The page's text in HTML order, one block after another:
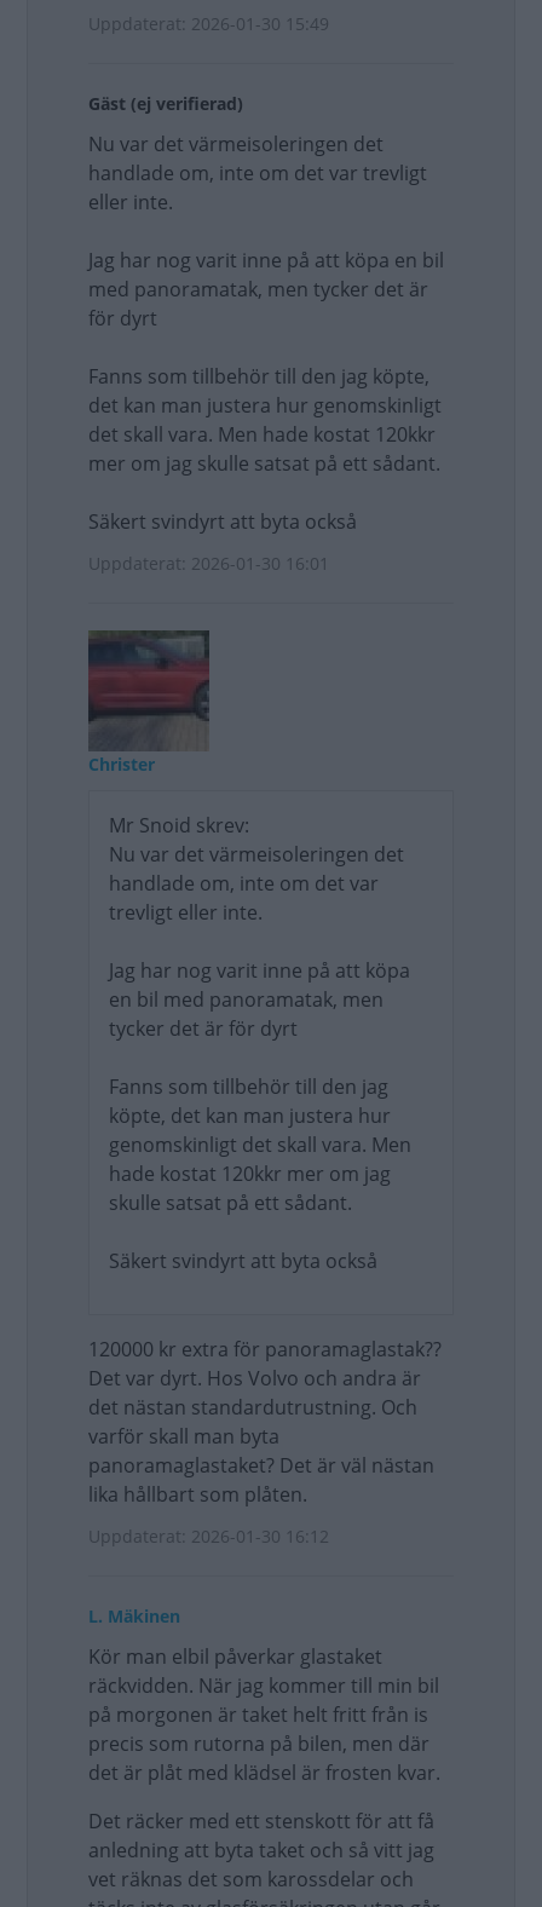
Uppdaterat: 2026-01-30 15:49
Gäst (ej verifierad)
Nu var det värmeisoleringen det
handlade om, inte om det var trevligt
eller inte.
Jag har nog varit inne på att köpa en bil
med panoramatak, men tycker det är
för dyrt
Fanns som tillbehör till den jag köpte,
det kan man justera hur genomskinligt
det skall vara. Men hade kostat 120kkr
mer om jag skulle satsat på ett sådant.
Säkert svindyrt att byta också
Uppdaterat: 2026-01-30 16:01
Christer
Mr Snoid skrev:
Nu var det värmeisoleringen det
handlade om, inte om det var
trevligt eller inte.
Jag har nog varit inne på att köpa
en bil med panoramatak, men
tycker det är för dyrt
Fanns som tillbehör till den jag
köpte, det kan man justera hur
genomskinligt det skall vara. Men
hade kostat 120kkr mer om jag
skulle satsat på ett sådant.
Säkert svindyrt att byta också
120000 kr extra för panoramaglastak??
Det var dyrt. Hos Volvo och andra är
det nästan standardutrustning. Och
varför skall man byta
panoramaglastaket? Det är väl nästan
lika hållbart som plåten.
Uppdaterat: 2026-01-30 16:12
L. Mäkinen
Kör man elbil påverkar glastaket
räckvidden. När jag kommer till min bil
på morgonen är taket helt fritt från is
precis som rutorna på bilen, men där
det är plåt med klädsel är frosten kvar.
Det räcker med ett stenskott för att få
anledning att byta taket och så vitt jag
vet räknas det som karossdelar och